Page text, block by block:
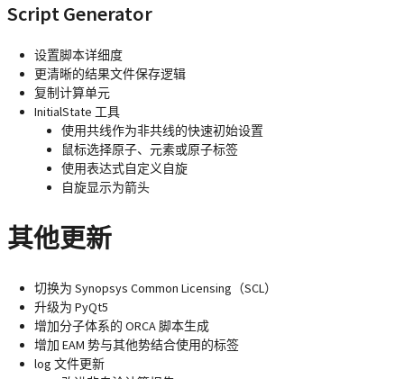
Script Generator
设置脚本详细度
更清晰的结果文件保存逻辑
复制计算单元
InitialState 工具
使用共线作为非共线的快速初始设置
鼠标选择原子、元素或原子标签
使用表达式自定义自旋
自旋显示为箭头
其他更新
切换为 Synopsys Common Licensing（SCL）
升级为 PyQt5
增加分子体系的 ORCA 脚本生成
增加 EAM 势与其他势结合使用的标签
log 文件更新